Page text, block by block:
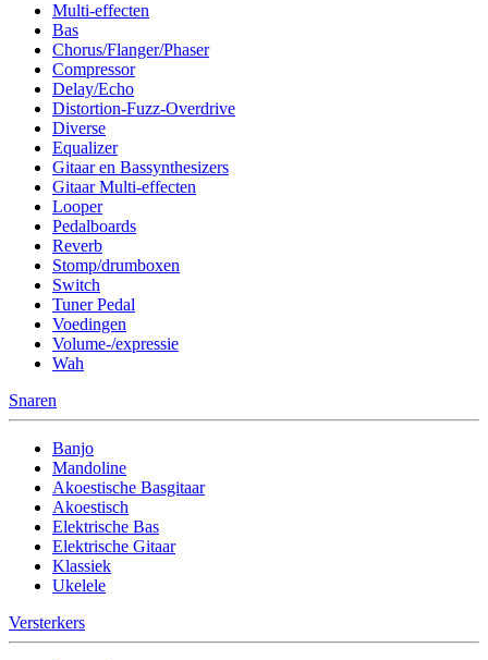
Multi-effecten
Bas
Chorus/Flanger/Phaser
Compressor
Delay/Echo
Distortion-Fuzz-Overdrive
Diverse
Equalizer
Gitaar en Bassynthesizers
Gitaar Multi-effecten
Looper
Pedalboards
Reverb
Stomp/drumboxen
Switch
Tuner Pedal
Voedingen
Volume-/expressie
Wah
Snaren
Banjo
Mandoline
Akoestische Basgitaar
Akoestisch
Elektrische Bas
Elektrische Gitaar
Klassiek
Ukelele
Versterkers